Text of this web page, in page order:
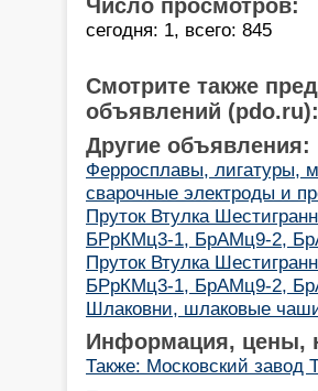
Число просмотров:
сегодня: 1, всего: 845
Смотрите также
объявлений (pdo.ru):
Другие объявления:
Ферросплавы, лигатуры,
сварочные электроды и
Пруток Втулка
БРрКМц3-1, БрАМц9-2,
Пруток Втулка
БРрКМц3-1, БрАМц9-2,
Шлаковни, шлаковые
Информация, цены,
Также: Московский завод